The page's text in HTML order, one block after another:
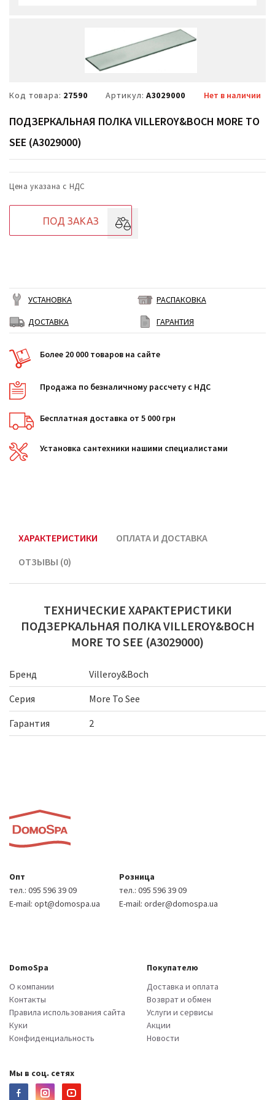
Код товара: 27590 Артикул: A3029000 Нет в наличии
ПОДЗЕРКАЛЬНАЯ ПОЛКА VILLEROY&BOCH MORE TO
SEE (A3029000)
Цена указана с НДС
ПОД ЗАКАЗ
УСТАНОВКА
РАСПАКОВКА
ДОСТАВКА
ГАРАНТИЯ
Более 20 000 товаров на сайте
Продажа по безналичному рассчету с НДС
Бесплатная доставка от 5 000 грн
Установка сантехники нашими специалистами
ХАРАКТЕРИСТИКИ
ОПЛАТА И ДОСТАВКА
ОТЗЫВЫ (0)
ТЕХНИЧЕСКИЕ ХАРАКТЕРИСТИКИ
ПОДЗЕРКАЛЬНАЯ ПОЛКА VILLEROY&BOCH
MORE TO SEE (A3029000)
Бренд
Villeroy&Boch
Серия
More To See
Гарантия
2
Опт
тел.: 095 596 39 09
E-mail: opt@domospa.ua
Розница
тел.: 095 596 39 09
E-mail: order@domospa.ua
DomoSpa
О компании
Контакты
Правила использования сайта
Куки
Конфиденциальность
Покупателю
Доставка и оплата
Возврат и обмен
Услуги и сервисы
Акции
Новости
Мы в соц. сетях